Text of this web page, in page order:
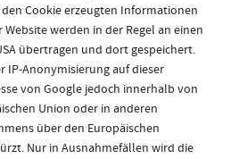
Cookie erzeugten Informationen
werden in der Regel an einen
übertragen und dort gespeichert.
IP-Anonymisierung auf dieser
von Google jedoch innerhalb von
Union oder in anderen
über den Europäischen
Nur in Ausnahmefällen wird die